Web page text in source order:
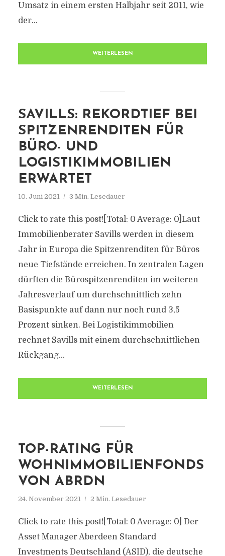
Umsatz in einem ersten Halbjahr seit 2011, wie
der...
WEITERLESEN
SAVILLS: REKORDTIEF BEI
SPITZENRENDITEN FÜR
BÜRO- UND
LOGISTIKIMMOBILIEN
ERWARTET
10. Juni 2021 3 Min. Lesedauer
Click to rate this post![Total: 0 Average: 0]Laut
Immobilienberater Savills werden in diesem
Jahr in Europa die Spitzenrenditen für Büros
neue Tiefstände erreichen. In zentralen Lagen
dürften die Bürospitzenrenditen im weiteren
Jahresverlauf um durchschnittlich zehn
Basispunkte auf dann nur noch rund 3,5
Prozent sinken. Bei Logistikimmobilien
rechnet Savills mit einem durchschnittlichen
Rückgang...
WEITERLESEN
TOP-RATING FÜR
WOHNIMMOBILIENFONDS
VON ABRDN
24. November 2021 2 Min. Lesedauer
Click to rate this post![Total: 0 Average: 0] Der
Asset Manager Aberdeen Standard
Investments Deutschland (ASID), die deutsche